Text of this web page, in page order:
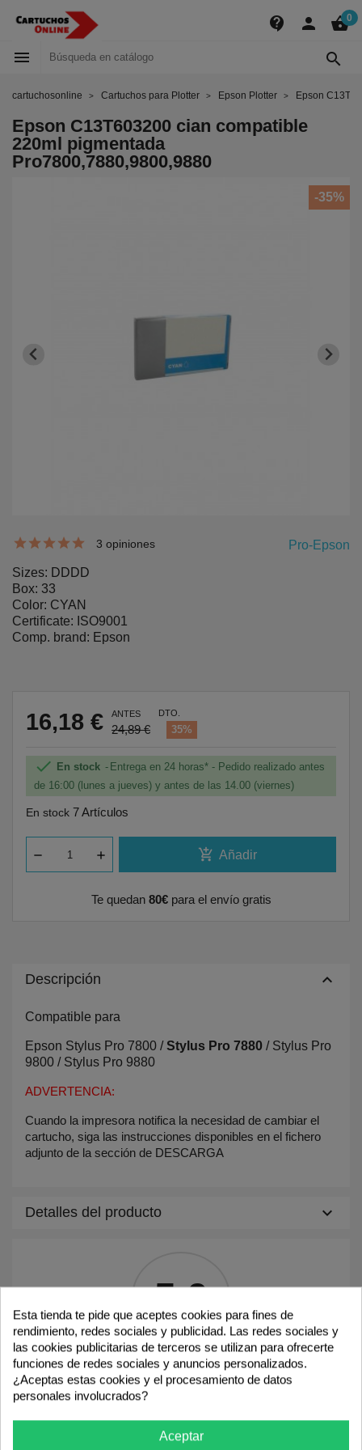
contact_support person shopping_basket0
 
cartuchosonline Cartuchos para Plotter Epson Plotter Epson
Epson C13T603200 cian compatible
220ml pigmentada
Pro7800,7880,9800,9880
-35%
3 opiniones Pro-Epson
Sizes: DDDD
Box: 33
Color: CYAN
Certificate: ISO9001
Comp. brand: Epson
16,18 € ANTES
24,89 €
DTO.
35%
 En stock
Entrega en 24 horas* - Pedido realizado antes
de 16:00 (lunes a jueves) y antes de las 14.00 (viernes)
En stock 7 Artículos
add_shopping_cart Añadir
Te quedan 80€para el envío gratis
Descripción keyboard_arrow_up
Compatible para
Epson Stylus Pro 7800 /Stylus Pro 7880 / Stylus Pro
9800 / Stylus Pro 9880
ADVERTENCIA:
Cuando la impresora notifica la necesidad de cambiar el
cartucho, siga las instrucciones disponibles en el fichero
adjunto de la sección de DESCARGA
Detalles del producto keyboard_arrow_down
5.0
3 Comentarios
check_circle
Excelente relación calidad-precio
Esta tienda te pide que aceptes cookies para fines de
rendimiento, redes sociales y publicidad. Las redes sociales y
las cookies publicitarias de terceros se utilizan para ofrecerte
funciones de redes sociales y anuncios personalizados.
¿Aceptas estas cookies y el procesamiento de datos
personales involucrados?
Aceptar